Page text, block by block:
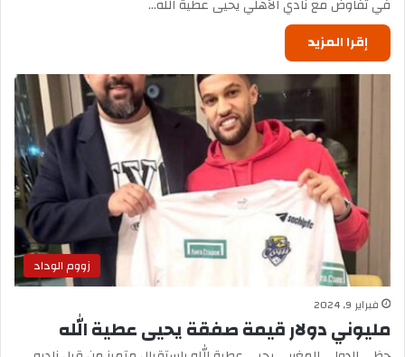
في تفاوض مع نادي الأهلي يحيى عطية الله…
إقرا المزيد
زووم الوداد
فبراير 9, 2024
مليوني دولار قيمة صفقة يحيى عطية الله